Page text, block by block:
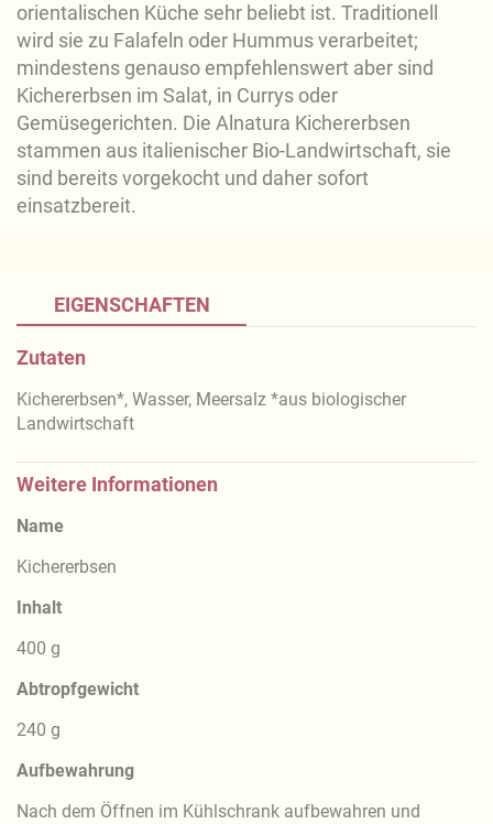
orientalischen Küche sehr beliebt ist. Traditionell
wird sie zu Falafeln oder Hummus verarbeitet;
mindestens genauso empfehlenswert aber sind
Kichererbsen im Salat, in Currys oder
Gemüsegerichten. Die Alnatura Kichererbsen
stammen aus italienischer Bio-Landwirtschaft, sie
sind bereits vorgekocht und daher sofort
einsatzbereit.
EIGENSCHAFTEN
Zutaten
Kichererbsen*, Wasser, Meersalz *aus biologischer
Landwirtschaft
Weitere Informationen
Name
Kichererbsen
Inhalt
400 g
Abtropfgewicht
240 g
Aufbewahrung
Nach dem Öffnen im Kühlschrank aufbewahren und